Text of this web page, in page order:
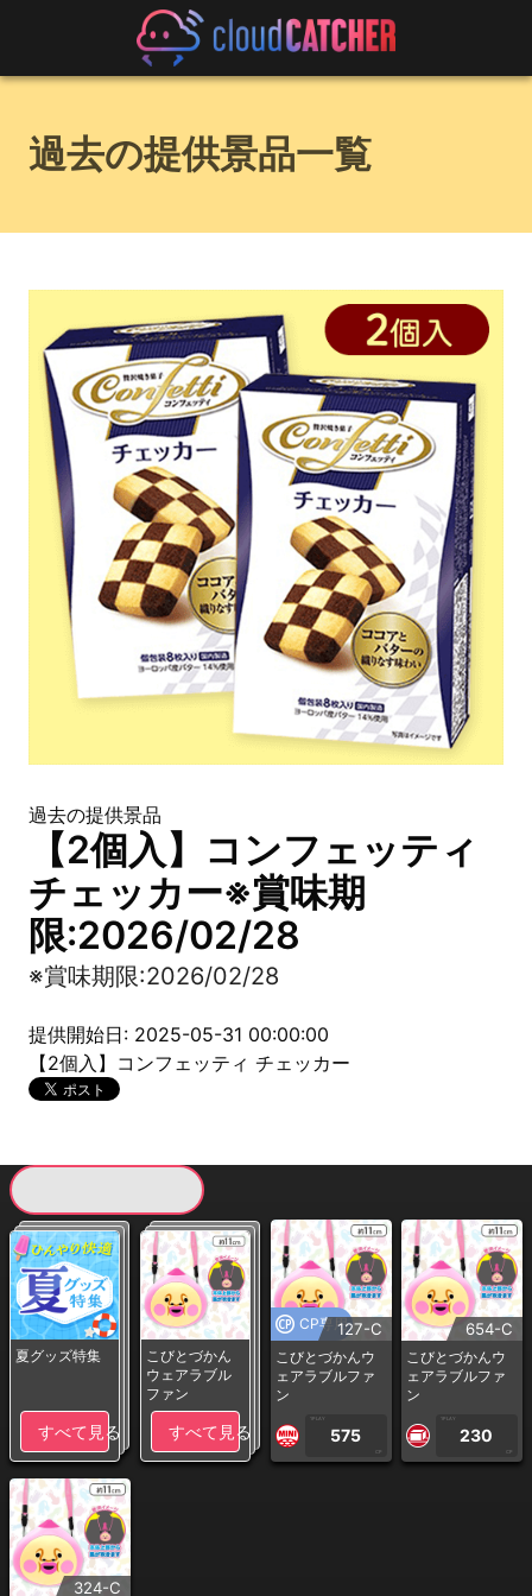
過去の提供景品一覧
過去の提供景品
【2個入】コンフェッティ
チェッカー※賞味期
限:2026/02/28
※賞味期限:2026/02/28
提供開始日: 2025-05-31 00:00:00
【2個入】コンフェッティ チェッカー
夏グッズ特集
すべて見る
こびとづかん
ウェアラブル
ファン
すべて見る
CP専用127-C
こびとづかんウ
ェアラブルファ
ン
1PLAY
575
CP
654-C
こびとづかんウ
ェアラブルファ
ン
1PLAY
230
CP
324-C